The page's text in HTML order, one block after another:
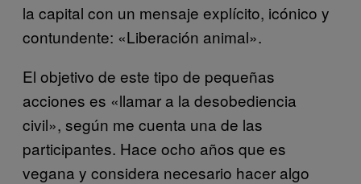
la capital con un mensaje explícito, icónico y
contundente: «Liberación animal».
El objetivo de este tipo de pequeñas
acciones es «llamar a la desobediencia
civil», según me cuenta una de las
participantes. Hace ocho años que es
vegana y considera necesario hacer algo